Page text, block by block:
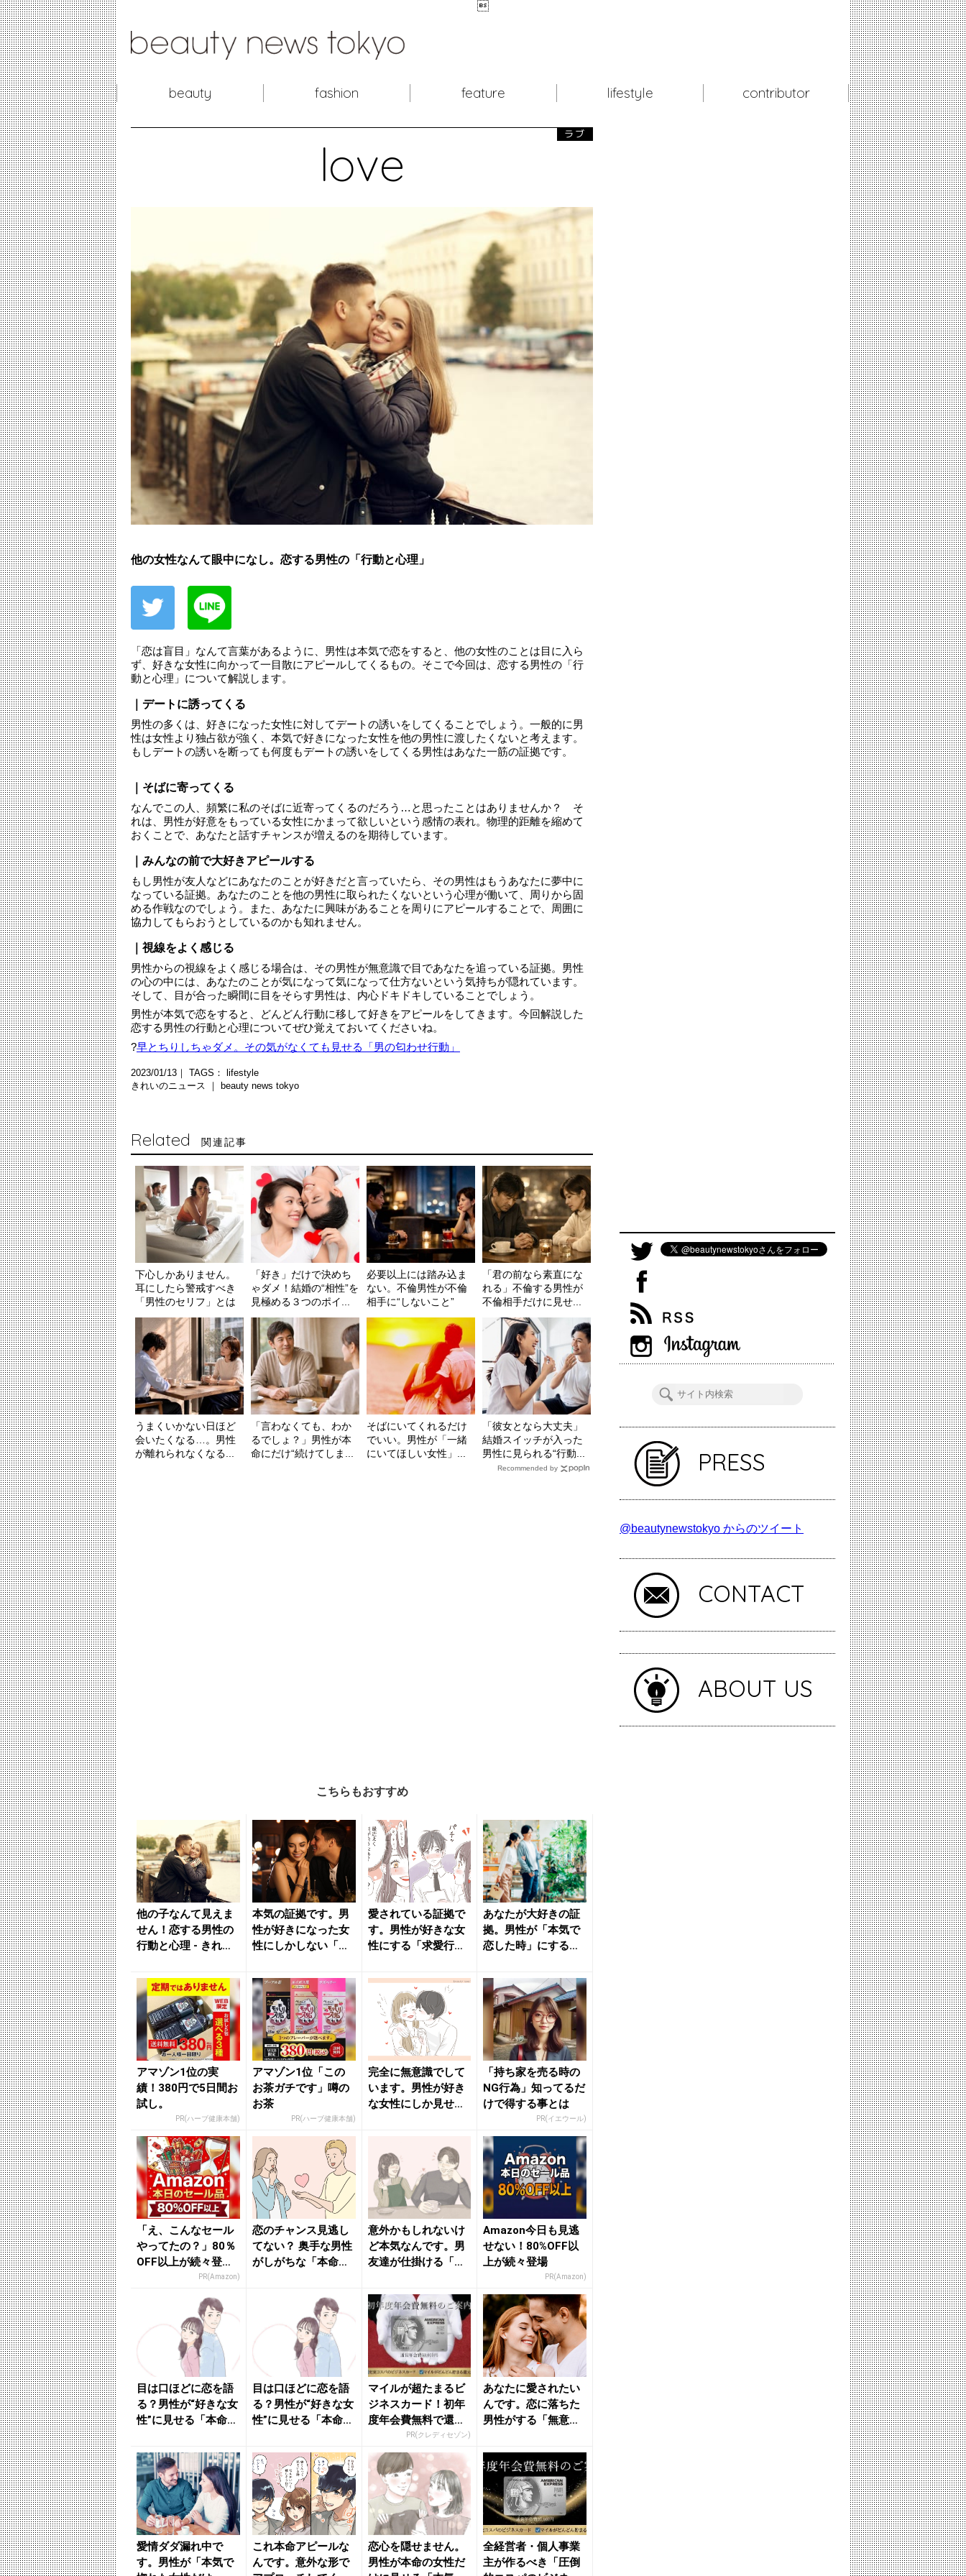

beauty fashion feature lifestyle contributor
love
ラブ
他の女性なんて眼中になし。恋する男性の「行動と心理」
「恋は盲目」なんて言葉があるように、男性は本気で恋をすると、他の女性のことは目に入ら
ず、好きな女性に向かって一目散にアピールしてくるもの。そこで今回は、恋する男性の「行
動と心理」について解説します。
｜デートに誘ってくる
男性の多くは、好きになった女性に対してデートの誘いをしてくることでしょう。一般的に男
性は女性より独占欲が強く、本気で好きになった女性を他の男性に渡したくないと考えます。
もしデートの誘いを断っても何度もデートの誘いをしてくる男性はあなた一筋の証拠です。
｜そばに寄ってくる
なんでこの人、頻繁に私のそばに近寄ってくるのだろう…と思ったことはありませんか？ そ
れは、男性が好意をもっている女性にかまって欲しいという感情の表れ。物理的距離を縮めて
おくことで、あなたと話すチャンスが増えるのを期待しています。
｜みんなの前で大好きアピールする
もし男性が友人などにあなたのことが好きだと言っていたら、その男性はもうあなたに夢中に
なっている証拠。あなたのことを他の男性に取られたくないという心理が働いて、周りから固
める作戦なのでしょう。また、あなたに興味があることを周りにアピールすることで、周囲に
協力してもらおうとしているのかも知れません。
｜視線をよく感じる
男性からの視線をよく感じる場合は、その男性が無意識で目であなたを追っている証拠。男性
の心の中には、あなたのことが気になって気になって仕方ないという気持ちが隠れています。
そして、目が合った瞬間に目をそらす男性は、内心ドキドキしていることでしょう。
男性が本気で恋をすると、どんどん行動に移して好きをアピールをしてきます。今回解説した
恋する男性の行動と心理についてぜひ覚えておいてくださいね。
?早とちりしちゃダメ。その気がなくても見せる「男の匂わせ行動」
2023/01/13｜ TAGS：
lifestyle
きれいのニュース ｜
beauty news tokyo
Related 関連記事
下心しかありません。
耳にしたら警戒すべき
「男性のセリフ」とは
「好き」だけで決めち
ゃダメ！結婚の“相性”を
見極める３つのポイ...
必要以上には踏み込ま
ない。不倫男性が不倫
相手に“しないこと”
「君の前なら素直にな
れる」不倫する男性が
不倫相手だけに見せ...
うまくいかない日ほど
会いたくなる…。男性
が離れられなくなる...
「言わなくても、わか
るでしょ？」男性が本
命にだけ“続けてしま...
そばにいてくれるだけ
でいい。男性が「一緒
にいてほしい女性」...
「彼女となら大丈夫」
結婚スイッチが入った
男性に見られる“行動...
Recommended by
こちらもおすすめ
他の子なんて見えま
せん！恋する男性の
行動と心理 - きれい
t...
本気の証拠です。男
性が好きになった女
性にしかしない「本
ニュ...
愛されている証拠で
す。男性が好きな女
性にする「求愛行
のニュ...
あなたが大好きの証
拠。男性が「本気で
恋した時」にするこ
ス｜...
アマゾン1位の実
績！380円で5日間お
試し。
PR(ハーブ健康本舗)
アマゾン1位「この
お茶ガチです」噂の
お茶
PR(ハーブ健康本舗)
完全に無意識でして
います。男性が好き
な女性にしか見せな
「持ち家を売る時の
NG行為」知ってるだ
けで得する事とは
PR(イエウール)
「え、こんなセール
やってたの？」80％
OFF以上が続々登
場！Amazonの本気
PR(Amazon)
恋のチャンス見逃し
てない？ 奥手な男性
がしがちな「本命ア
意外かもしれないけ
ど本気なんです。男
友達が仕掛ける「大
れい...
Amazon今日も見逃
せない！80%OFF以
上が続々登場
PR(Amazon)
目は口ほどに恋を語
る？男性が“好きな女
性”に見せる「本命確
い...
目は口ほどに恋を語
る？男性が“好きな女
性”に見せる「本命確
い...
マイルが超たまるビ
ジネスカード！初年
度年会費無料で還元
率最大1.125%PR(クレディセゾン)
あなたに愛されたい
んです。恋に落ちた
男性がする「無意識
ュー...
愛情ダダ漏れ中で
す。男性が「本気で
これ本命アピールな
んです。意外な形で
恋心を隠せません。
男性が本命の女性だ
全経営者・個人事業
主が作るべき「圧倒
PRESS
@beautynewstokyo からのツイート
CONTACT
ABOUT US